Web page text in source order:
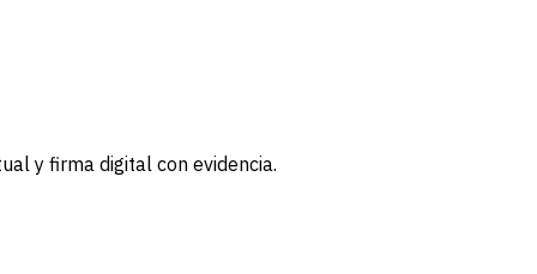
y firma digital con evidencia.